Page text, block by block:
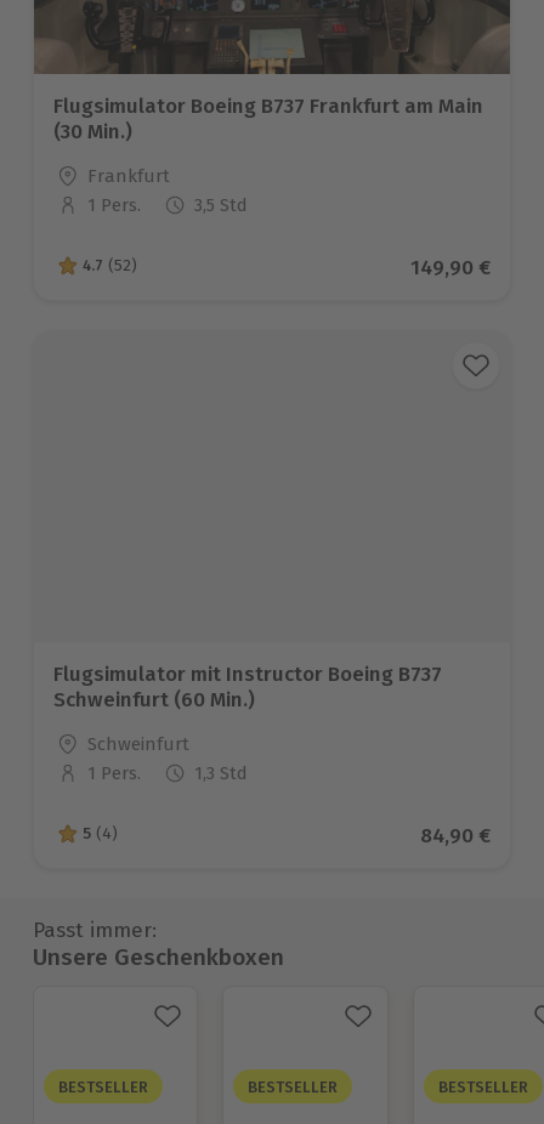
Flugsimulator Boeing B737 Frankfurt am Main
(30 Min.)
Standort
Frankfurt
Anzahl der Teilnehmer
1 Pers. 3,5 Std
4.7 von 5 Sternen basierend auf 52 Bewertungen
4.7 (52) Aktueller
149,90 €
Flugsimulator mit Instructor Boeing B737
Schweinfurt (60 Min.)
Standort
Schweinfurt
Anzahl der Teilnehmer
1 Pers. 1,3 Std
5 von 5 Sternen basierend auf 4 Bewertungen
5 (4) Aktueller
84,90 €
Passt immer:
Unsere Geschenkboxen
BESTSELLER BESTSELLER BESTSELLER